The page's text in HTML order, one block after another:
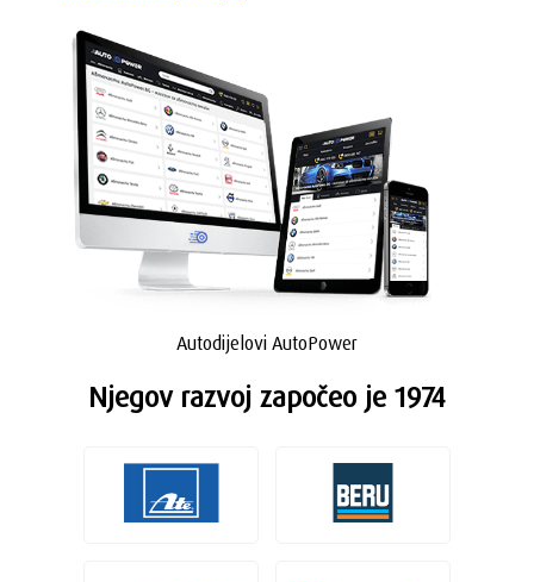
Autodijelovi AutoPower
Njegov razvoj započeo je 1974